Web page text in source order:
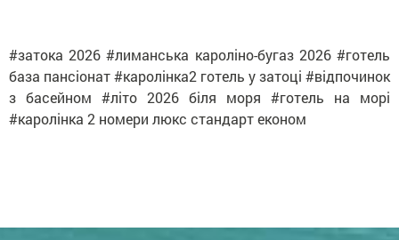
#затока 2026 #лиманська кароліно-бугаз 2026 #готель
база пансіонат #каролінка2 готель у затоці #відпочинок
з басейном #літо 2026 біля моря #готель на морі
#каролінка 2 номери люкс стандарт економ